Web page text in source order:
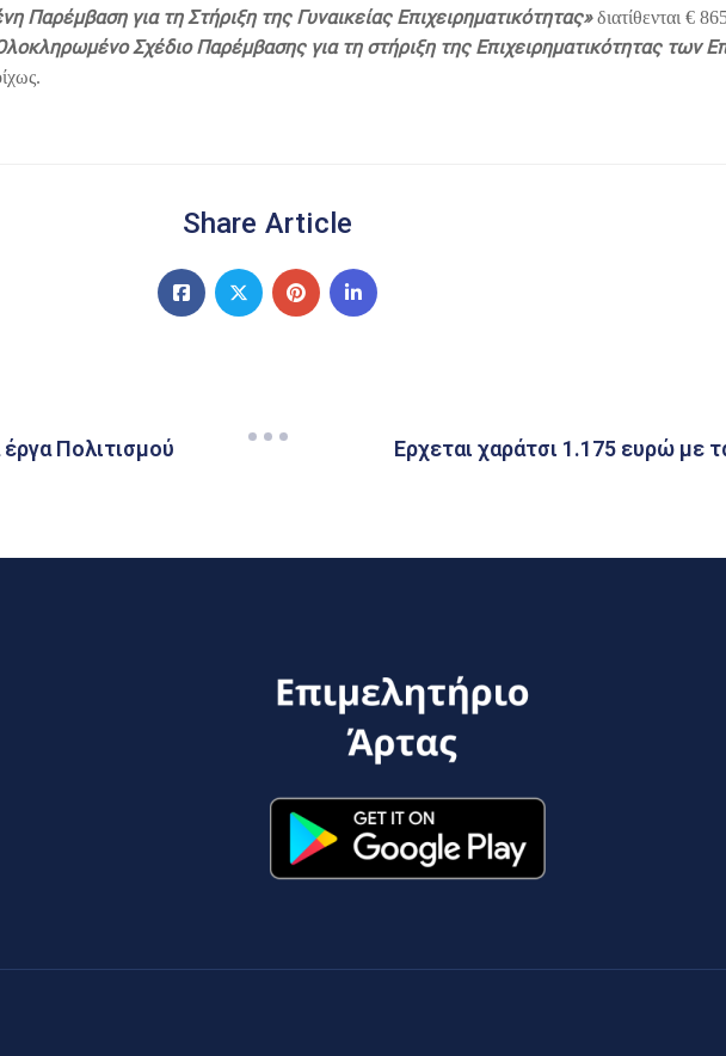
Παρέμβαση για τη Στήριξη της Γυναικείας Επιχειρηματικότητας»διατίθενται €
Σχέδιο Παρέμβασης για τη στήριξη της Επιχειρηματικότητας των
Share Article
Πολιτισμού
Ερχεται χαράτσι 1.175 ευρώ με